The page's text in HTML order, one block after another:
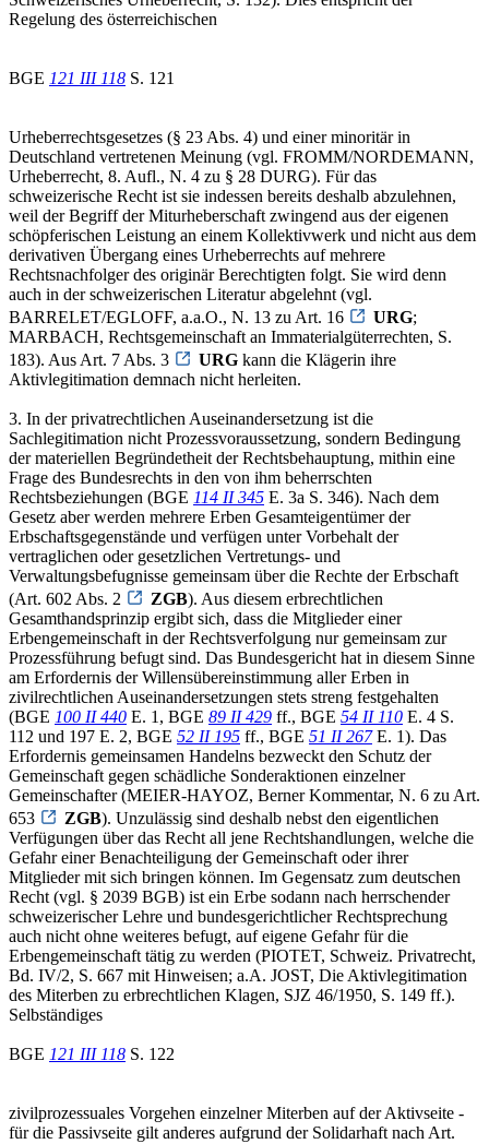
Regelung des österreichischen
BGE 121 III 118 S. 121
Urheberrechtsgesetzes (§ 23 Abs. 4) und einer minoritär in
Deutschland vertretenen Meinung (vgl. FROMM/NORDEMANN,
Urheberrecht, 8. Aufl., N. 4 zu § 28 DURG). Für das
schweizerische Recht ist sie indessen bereits deshalb abzulehnen,
weil der Begriff der Miturheberschaft zwingend aus der eigenen
schöpferischen Leistung an einem Kollektivwerk und nicht aus dem
derivativen Übergang eines Urheberrechts auf mehrere
Rechtsnachfolger des originär Berechtigten folgt. Sie wird denn
auch in der schweizerischen Literatur abgelehnt (vgl.
BARRELET/EGLOFF, a.a.O., N. 13 zu Art. 16
URG;
MARBACH, Rechtsgemeinschaft an Immaterialgüterrechten, S.
183). Aus Art. 7 Abs. 3
URG kann die Klägerin ihre
Aktivlegitimation demnach nicht herleiten.
3. In der privatrechtlichen Auseinandersetzung ist die
Sachlegitimation nicht Prozessvoraussetzung, sondern Bedingung
der materiellen Begründetheit der Rechtsbehauptung, mithin eine
Frage des Bundesrechts in den von ihm beherrschten
Rechtsbeziehungen (BGE 114 II 345 E. 3a S. 346). Nach dem
Gesetz aber werden mehrere Erben Gesamteigentümer der
Erbschaftsgegenstände und verfügen unter Vorbehalt der
vertraglichen oder gesetzlichen Vertretungs- und
Verwaltungsbefugnisse gemeinsam über die Rechte der Erbschaft
(Art. 602 Abs. 2
ZGB). Aus diesem erbrechtlichen
Gesamthandsprinzip ergibt sich, dass die Mitglieder einer
Erbengemeinschaft in der Rechtsverfolgung nur gemeinsam zur
Prozessführung befugt sind. Das Bundesgericht hat in diesem Sinne
am Erfordernis der Willensübereinstimmung aller Erben in
zivilrechtlichen Auseinandersetzungen stets streng festgehalten
(BGE 100 II 440 E. 1, BGE 89 II 429 ff., BGE 54 II 110 E. 4 S.
112 und 197 E. 2, BGE 52 II 195 ff., BGE 51 II 267E. 1). Das
Erfordernis gemeinsamen Handelns bezweckt den Schutz der
Gemeinschaft gegen schädliche Sonderaktionen einzelner
Gemeinschafter (MEIER-HAYOZ, Berner Kommentar, N. 6 zu Art.
653
ZGB). Unzulässig sind deshalb nebst den eigentlichen
Verfügungen über das Recht all jene Rechtshandlungen, welche die
Gefahr einer Benachteiligung der Gemeinschaft oder ihrer
Mitglieder mit sich bringen können. Im Gegensatz zum deutschen
Recht (vgl. § 2039 BGB) ist ein Erbe sodann nach herrschender
schweizerischer Lehre und bundesgerichtlicher Rechtsprechung
auch nicht ohne weiteres befugt, auf eigene Gefahr für die
Erbengemeinschaft tätig zu werden (PIOTET, Schweiz. Privatrecht,
Bd. IV/2, S. 667 mit Hinweisen; a.A. JOST, Die Aktivlegitimation
des Miterben zu erbrechtlichen Klagen, SJZ 46/1950, S. 149 ff.).
Selbständiges
BGE 121 III 118 S. 122
zivilprozessuales Vorgehen einzelner Miterben auf der Aktivseite -
für die Passivseite gilt anderes aufgrund der Solidarhaft nach Art.